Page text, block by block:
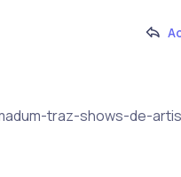
traz-shows-de-